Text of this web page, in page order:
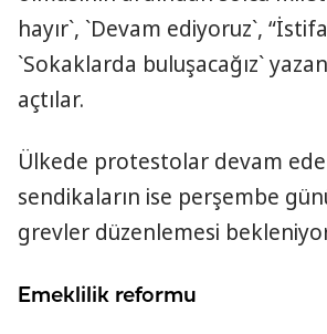
hayır`, `Devam ediyoruz`,
`Sokaklarda buluşacağız`
açtılar.
Ülkede protestolar devam
sendikaların ise perşembe
grevler düzenlemesi
Emeklilik reformu